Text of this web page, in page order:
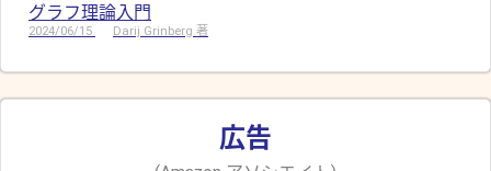
グラフ理論入門
2024/06/15 Darij Grinberg 著
広告